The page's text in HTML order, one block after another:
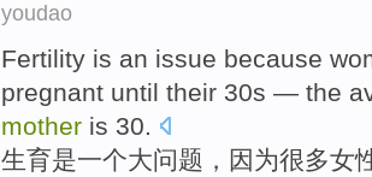
youdao
Fertility is an issue because
pregnant until their 30s — the
mother is 30.
生育是一个大问题 ， 因为很多女